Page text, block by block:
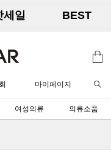
세일 BEST
마이페이지
여성의류 의류소품